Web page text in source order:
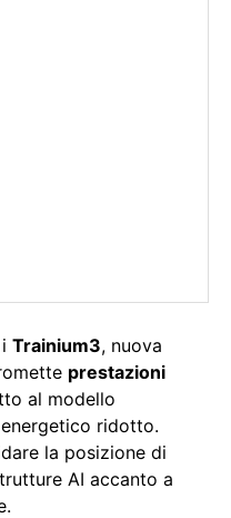
Trainium3, nuova
prestazioni
al modello
ridotto.
la posizione di
AI accanto a